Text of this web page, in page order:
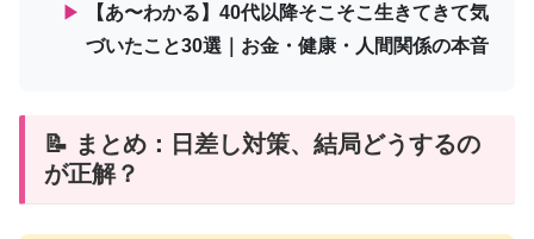
▶
【あ〜わかる】40代以降そこそこ生きてきて気
づいたこと30選｜お金・健康・人間関係の本音
📝 まとめ：日差し対策、結局どうするの
が正解？